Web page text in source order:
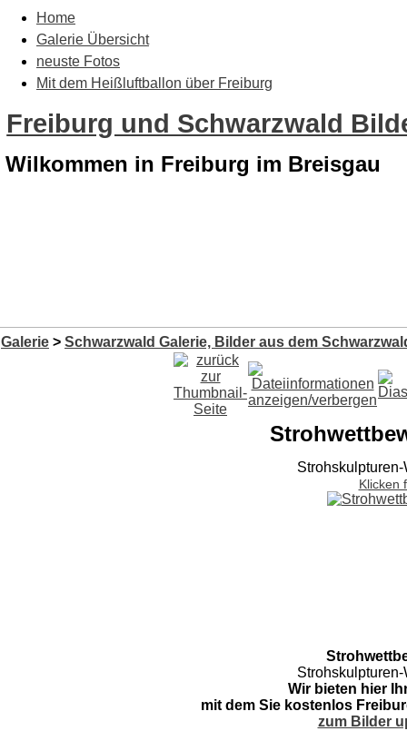
Home
Galerie Übersicht
neuste Fotos
Mit dem Heißluftballon über Freiburg
Freiburg und Schwarzwald
Wilkommen in Freiburg im Breisgau
Galerie > Schwarzwald Galerie, Bilder aus dem
Klicken
Wir bieten hier
mit dem Sie kostenlos
zum Bilder